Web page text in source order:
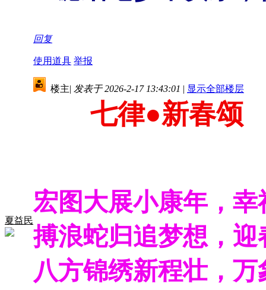
回复
使用道具 举报
夏益民
楼主| 发表于 2026-2-17 13:43:01 | 显示全部楼层
七律●新春颂
宏图大展小康年，
搏浪蛇归追梦想，
八方锦绣新程壮，